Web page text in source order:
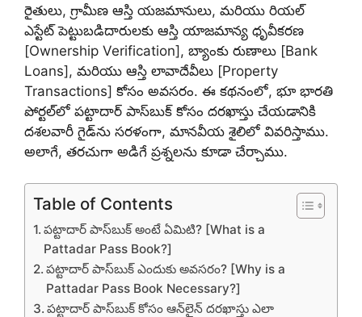
రైతులు, గ్రామీణ ఆస్తి యజమానులు, మరియు రియల్
ఎస్టేట్ పెట్టుబడిదారులకు ఆస్తి యాజమాన్య ధృవీకరణ
[Ownership Verification], బ్యాంకు రుణాలు [Bank
Loans], మరియు ఆస్తి లావాదేవీలు [Property
Transactions] కోసం అవసరం. ఈ కథనంలో, భూ భారతి
పోర్టల్‌లో పట్టాదార్ పాస్‌బుక్ కోసం దరఖాస్తు చేయడానికి
దశలవారీ గైడ్‌ను సరళంగా, మానవీయ శైలిలో వివరిస్తాము.
అలాగే, తరచుగా అడిగే ప్రశ్నలను కూడా చేర్చాము.
Table of Contents
పట్టాదార్ పాస్‌బుక్ అంటే ఏమిటి? [What is a
Pattadar Pass Book?]
పట్టాదార్ పాస్‌బుక్ ఎందుకు అవసరం? [Why is a
Pattadar Pass Book Necessary?]
పట్టాదార్ పాస్‌బుక్ కోసం ఆన్‌లైన్ దరఖాస్తు ఎలా